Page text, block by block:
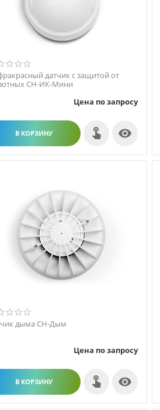
датчик с защитой от
СН-ИК-Мини
Цена по запросу
В КОРЗИНУ 
дыма СН-Дым
Цена по запросу
В КОРЗИНУ 